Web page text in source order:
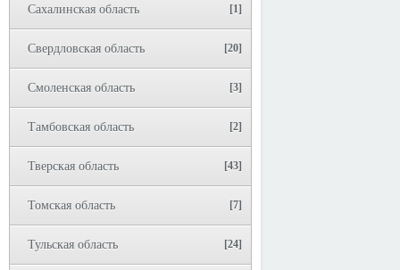
Сахалинская область [1]
Свердловская область [20]
Смоленская область [3]
Тамбовская область [2]
Тверская область [43]
Томская область [7]
Тульская область [24]